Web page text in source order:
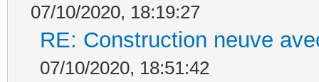
07/10/2020, 18:19:27
RE: Construction neuve
07/10/2020, 18:51:42